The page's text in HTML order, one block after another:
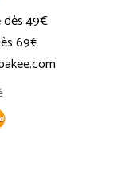
dès 49€
69€